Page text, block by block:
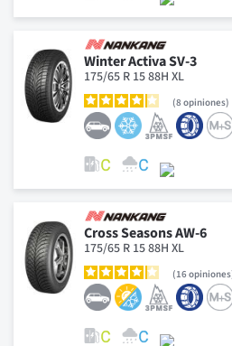
Winter Activa SV-3
175/65 R 15 88H XL
8 opiniones
Cross Seasons AW-6
175/65 R 15 88H XL
16opiniones